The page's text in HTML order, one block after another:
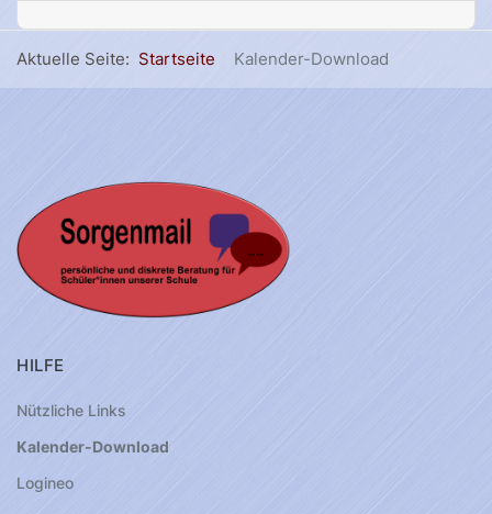
Aktuelle Seite: Startseite Kalender-Download
HILFE
Nützliche Links
Kalender-Download
Logineo